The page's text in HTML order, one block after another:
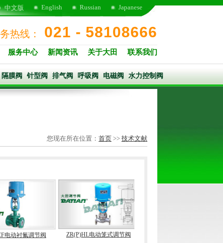
Japanese
Russian
English
中文版
热线： 021 - 58108666
服务中心 新闻资讯 关于大田 联系我们
隔膜阀 针型阀 排气阀 呼吸阀 电磁阀 水力控制阀
您现在所在位置： 首页 >> 技术文献
电动衬氟调节阀 ZR(P)HL电动笼式调节阀